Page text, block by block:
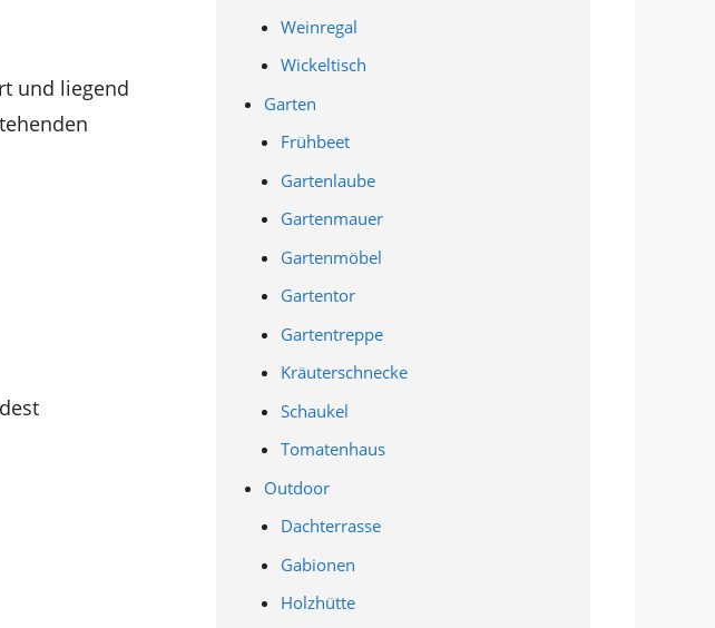
und liegend
Weinregal
Wickeltisch
Garten
Frühbeet
Gartenlaube
Gartenmauer
Gartenmöbel
Gartentor
Gartentreppe
Kräuterschnecke
Schaukel
Tomatenhaus
Outdoor
Dachterrasse
Gabionen
Holzhütte